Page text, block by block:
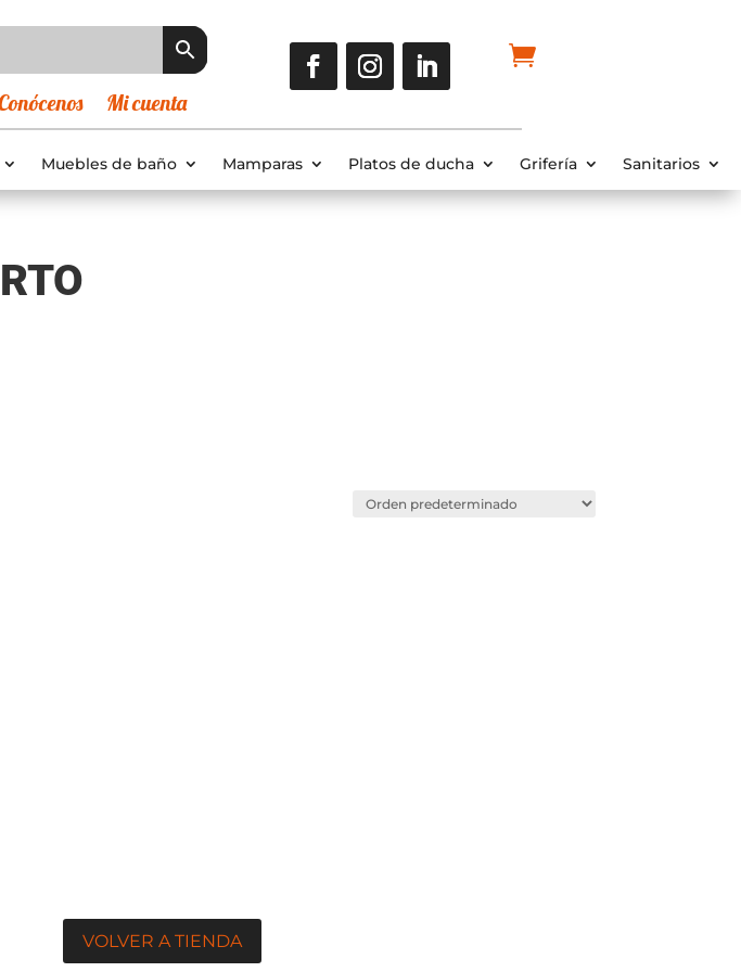
Mi cuenta
Muebles de baño Mamparas Platos de ducha Grifería Sanitarios
VOLVER A TIENDA